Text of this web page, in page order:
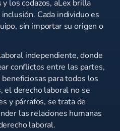
los codazos, aLex brilla
Cada individuo es
sin importar su origen o
independiente, donde
conflictos entre las partes,
para todos los
el derecho laboral no se
y párrafos, se trata de
las relaciones humanas
laboral.